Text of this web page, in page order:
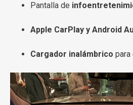
Pantalla de
Apple CarPlay y Android
Cargador inalámbrico para